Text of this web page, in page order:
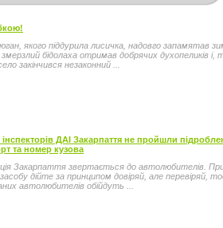
якого піддурила лисичка, надовго запамятав
змерзлий бідолаха отримав добрячих духопеликів і,
закінчився незаконний ...
ДАІ Закарпаття не пройшли
та номер кузова
Закарпаття звертається до автолюбителів. При
дійте за принципом довіряй, але перевіряй,
автолюбителів обійдуть ...